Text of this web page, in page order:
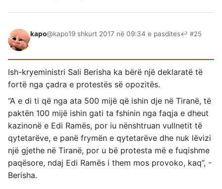
kapo@kapo19 shkurt 2017 në 09:34 e pasdites↩ #25
Ish-kryeministri Sali Berisha ka bërë një deklaratë të
fortë nga çadra e protestës së opozitës.
“A e di ti që nga ata 500 mijë që ishin dje në Tiranë, të
paktën 100 mijë ishin gati ta fshinin nga faqja e dheut
kazinonë e Edi Ramës, por iu nënshtruan vullnetit të
qytetarëve, e panë frymën e qytetarëve dhe nuk lëvizi
një gjethe në Tiranë, por u bë protesta më e fuqishme
paqësore, ndaj Edi Ramës i them mos provoko, kaq”, -
Berisha.